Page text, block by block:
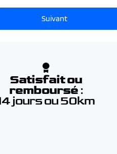
Suivant
Satisfait ou
remboursé :
jours ou 50km